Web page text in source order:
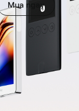
Mua ngay